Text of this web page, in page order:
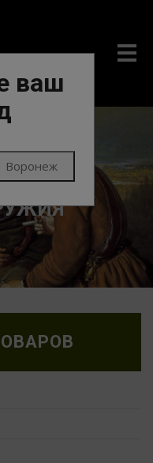
ваш
Воронеж